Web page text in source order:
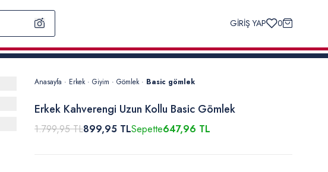
GİRİŞ YAP 0
Anasayfa · Erkek · Giyim · Gömlek · Basic gömlek
Erkek Kahverengi Uzun Kollu Basic Gömlek
1.799,95 TL899,95 TLSepette647,96 TL